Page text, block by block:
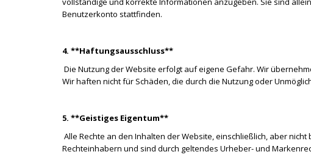
Benutzerkonto stattfinden.
4. **Haftungsausschluss**
Die Nutzung der Website erfolgt auf eigene Gefahr. Wir
Wir haften nicht für Schäden, die durch die Nutzung oder
5. **Geistiges Eigentum**
Alle Rechte an den Inhalten der Website, einschließlich, aber
Rechteinhabern und sind durch geltendes Urheber- und